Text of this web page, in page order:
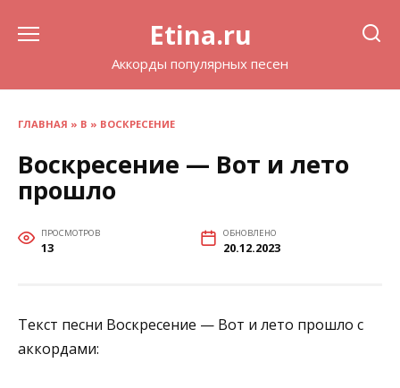
Etina.ru
Аккорды популярных песен
ГЛАВНАЯ » В » ВОСКРЕСЕНИЕ
Воскресение — Вот и лето
прошло
ПРОСМОТРОВ
13
ОБНОВЛЕНО
20.12.2023
Текст песни Воскресение — Вот и лето прошло с
аккордами: